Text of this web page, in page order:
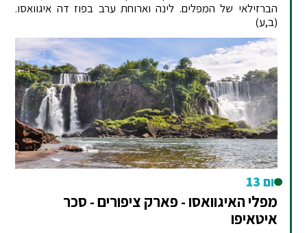
הברזילאי של המפלים. לינה וארוחת ערב בפוז דה איגוואסו.
(ב,ע)
יום 13
מפלי האיגוואסו - פארק ציפורים - סכר
איטאיפו